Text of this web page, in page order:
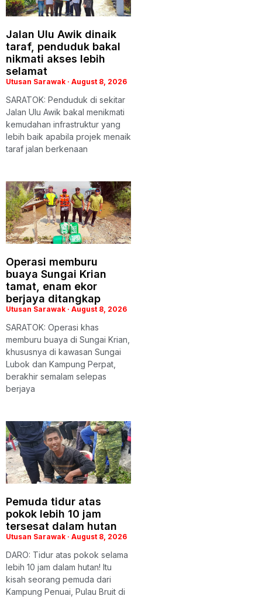
Jalan Ulu Awik dinaik
taraf, penduduk bakal
nikmati akses lebih
selamat
Utusan Sarawak August 8, 2026
SARATOK: Penduduk di sekitar
Jalan Ulu Awik bakal menikmati
kemudahan infrastruktur yang
lebih baik apabila projek menaik
taraf jalan berkenaan
Operasi memburu
buaya Sungai Krian
tamat, enam ekor
berjaya ditangkap
Utusan Sarawak August 8, 2026
SARATOK: Operasi khas
memburu buaya di Sungai Krian,
khususnya di kawasan Sungai
Lubok dan Kampung Perpat,
berakhir semalam selepas
berjaya
Pemuda tidur atas
pokok lebih 10 jam
tersesat dalam hutan
Utusan Sarawak August 8, 2026
DARO: Tidur atas pokok selama
lebih 10 jam dalam hutan! Itu
kisah seorang pemuda dari
Kampung Penuai, Pulau Bruit di